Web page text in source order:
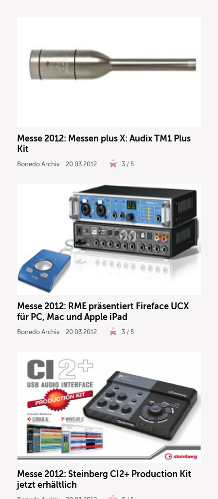
Messe 2012: Messen plus X: Audix TM1 Plus
Kit
Bonedo Archiv 20.03.2012 3 / 5
Messe 2012: RME präsentiert Fireface UCX
für PC, Mac und Apple iPad
Bonedo Archiv 20.03.2012 3 / 5
Messe 2012: Steinberg CI2+ Production Kit
jetzt erhältlich